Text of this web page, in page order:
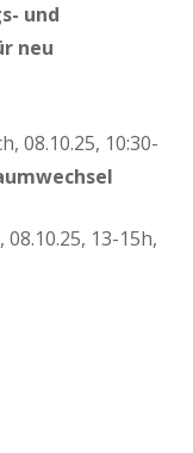
und
neu
08.10.25, 10:30-
13-15h,